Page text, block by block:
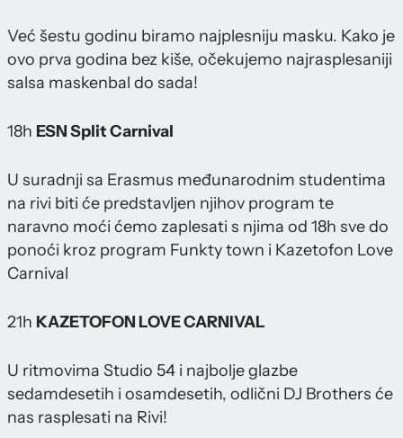
Već šestu godinu biramo najplesniju masku. Kako je
ovo prva godina bez kiše, očekujemo najrasplesaniji
salsa maskenbal do sada!
18h ESN Split Carnival
U suradnji sa Erasmus međunarodnim studentima
na rivi biti će predstavljen njihov program te
naravno moći ćemo zaplesati s njima od 18h sve do
ponoći kroz program Funkty town i Kazetofon Love
Carnival
21h KAZETOFON LOVE CARNIVAL
U ritmovima Studio 54 i najbolje glazbe
sedamdesetih i osamdesetih, odlični DJ Brothers će
nas rasplesati na Rivi!